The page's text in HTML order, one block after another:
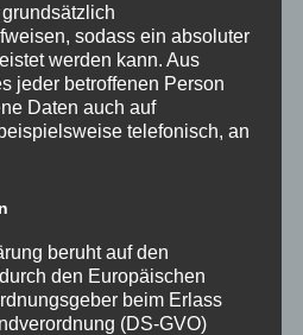
sodass ein absoluter
werden kann. Aus
jeder betroffenen Person
Daten auch auf
telefonisch, an
beruht auf den
den Europäischen
beim Erlass
(DS-GVO)